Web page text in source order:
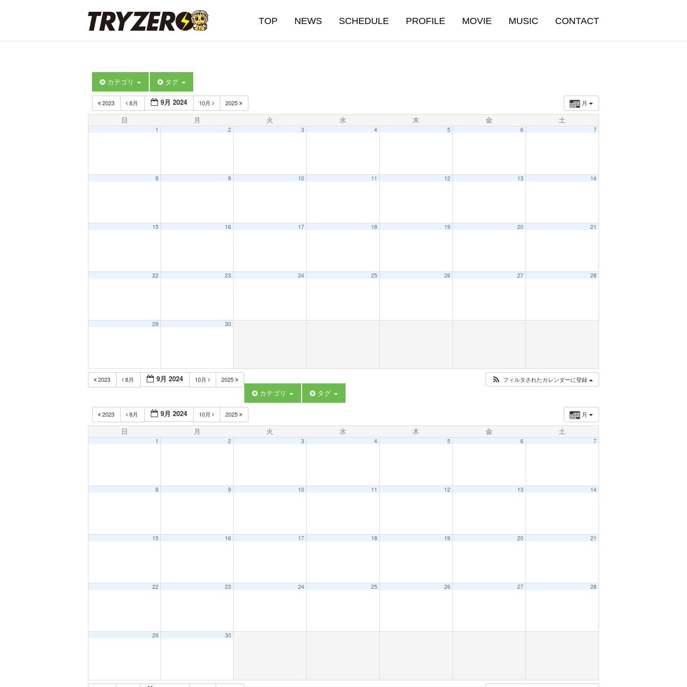
TOP NEWS SCHEDULE PROFILE MOVIE MUSIC CONTACT
カテゴリ タグ
月
2023 8月 9月 2024 10月 2025
日 月 火 水 木 金 土
1 2 3 4 5 6 7
8 9 10 11 12 13 14
15 16 17 18 19 20 21
22 23 24 25 26 27 28
29 30
2023 8月 9月 2024 10月 2025 フィルタされたカレンダーに登録
カテゴリ タグ
月
2023 8月 9月 2024 10月 2025
日 月 火 水 木 金 土
1 2 3 4 5 6 7
8 9 10 11 12 13 14
15 16 17 18 19 20 21
22 23 24 25 26 27 28
29 30